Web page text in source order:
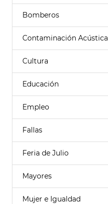
Bomberos
Contaminación Acústica
Cultura
Educación
Empleo
Fallas
Feria de Julio
Mayores
Mujer e Igualdad